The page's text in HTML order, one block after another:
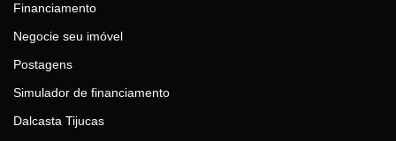
Financiamento
Negocie seu imóvel
Postagens
Simulador de financiamento
Dalcasta Tijucas